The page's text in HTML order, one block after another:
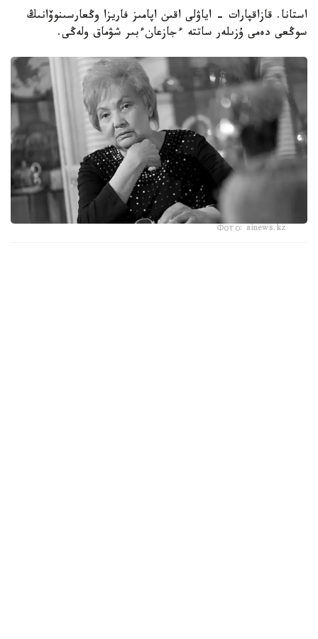
استانا. قازاقپارات - اياۋلى اقىن اپامىز فاريزا وڭعارسىنوۆانىڭ
سوڭعى دەمى ۇزىلەر ساتتە ءجازعانءبىر شۋماق ولەڭى.
Фото: ainews.kz